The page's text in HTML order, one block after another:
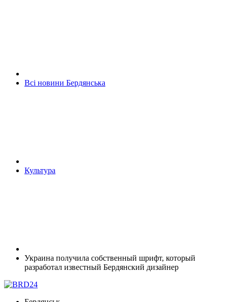
Всі новини Бердянська
Культура
Украина получила собственный шрифт, который
разработал известный Бердянский дизайнер